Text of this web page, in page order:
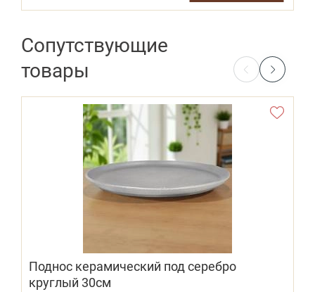
Сопутствующие
товары
Поднос керамический под серебро
круглый 30см